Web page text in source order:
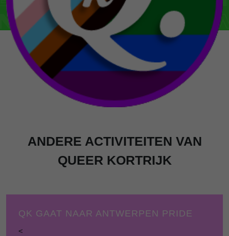
ANDERE ACTIVITEITEN VAN
QUEER KORTRIJK
QK GAAT NAAR ANTWERPEN PRIDE
<